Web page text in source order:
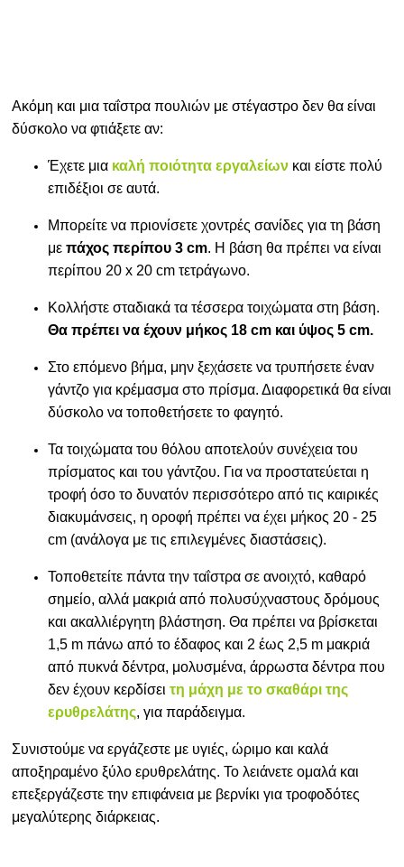
Ακόμη και μια ταΐστρα πουλιών με στέγαστρο δεν θα είναι
δύσκολο να φτιάξετε αν:
Έχετε μια καλή ποιότητα εργαλείων και είστε πολύ
επιδέξιοι σε αυτά.
Μπορείτε να πριονίσετε χοντρές σανίδες για τη βάση
μεπάχος περίπου 3 cm. Η βάση θα πρέπει να είναι
περίπου 20 x 20 cm τετράγωνο.
Κολλήστε σταδιακά τα τέσσερα τοιχώματα στη βάση.
Θα πρέπει να έχουν μήκος 18 cm και ύψος 5 cm.
Στο επόμενο βήμα, μην ξεχάσετε να τρυπήσετε έναν
γάντζο για κρέμασμα στο πρίσμα. Διαφορετικά θα είναι
δύσκολο να τοποθετήσετε το φαγητό.
Τα τοιχώματα του θόλου αποτελούν συνέχεια του
πρίσματος και του γάντζου. Για να προστατεύεται η
τροφή όσο το δυνατόν περισσότερο από τις καιρικές
διακυμάνσεις, η οροφή πρέπει να έχει μήκος 20 - 25
cm (ανάλογα με τις επιλεγμένες διαστάσεις).
Τοποθετείτε πάντα την ταΐστρα σε ανοιχτό, καθαρό
σημείο, αλλά μακριά από πολυσύχναστους δρόμους
και ακαλλιέργητη βλάστηση. Θα πρέπει να βρίσκεται
1,5 m πάνω από το έδαφος και 2 έως 2,5 m μακριά
από πυκνά δέντρα, μολυσμένα, άρρωστα δέντρα που
δεν έχουν κερδίσειτη μάχη με το σκαθάρι της
ερυθρελάτης, για παράδειγμα.
Συνιστούμε να εργάζεστε με υγιές, ώριμο και καλά
αποξηραμένο ξύλο ερυθρελάτης. Το λειάνετε ομαλά και
επεξεργάζεστε την επιφάνεια με βερνίκι για τροφοδότες
μεγαλύτερης διάρκειας.